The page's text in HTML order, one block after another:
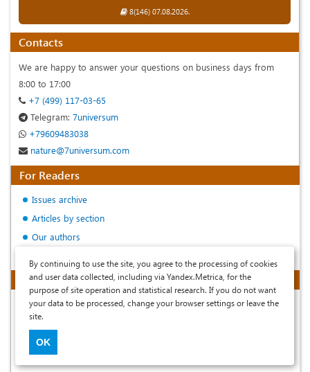
8(146) 07.08.2026.
Contacts
We are happy to answer your questions on business days from
8:00 to 17:00
+7 (499) 117-03-65
Telegram: 7universum
+79609483038
nature@7universum.com
For Readers
Issues archive
Articles by section
Our authors
Journal Information
Mass media registration cert.:
EL No. FS77-91809 dated 03.07.2026
Journal founder:
By continuing to use the site, you agree to the processing of cookies
and user data collected, including via Yandex.Metrica, for the
purpose of site operation and statistical research. If you do not want
your data to be processed, change your browser settings or leave the
site.
OK